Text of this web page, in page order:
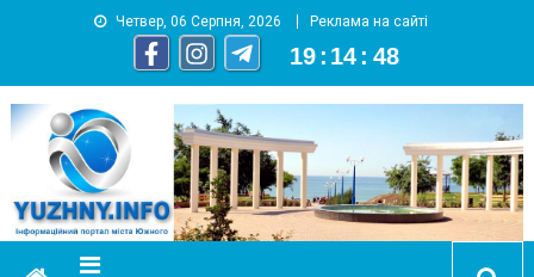
Четвер, 06 Серпня, 2026 Реклама на сайті
19 : 14 : 48
YUZHNY.INFO
информационный портал города Южный